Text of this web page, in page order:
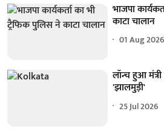
भाजपा
काटा चालान
01 Aug 2026
लॉन्च हुआ
'झालमुड़ी'
25 Jul 2026